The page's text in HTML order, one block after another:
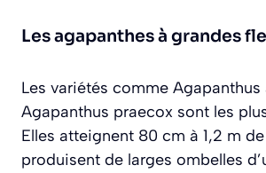
Les agapanthes à grandes
Les variétés comme Agapanthus
Agapanthus praecox sont les
Elles atteignent 80 cm à 1,2 m
produisent de larges ombelles